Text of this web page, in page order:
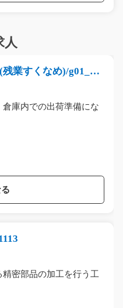
人
業すくなめ)/g01_00
庫内での出荷準備にな
密部品の加工を行う工